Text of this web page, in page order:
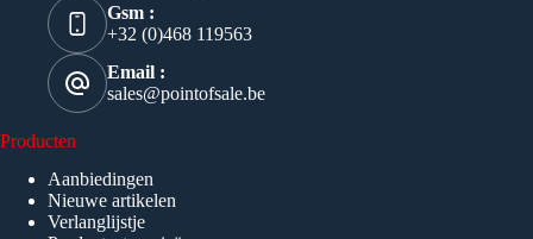
Gsm :
+32 (0)468 119563
Email :
sales@pointofsale.be
Producten
Aanbiedingen
Nieuwe artikelen
Verlanglijstje